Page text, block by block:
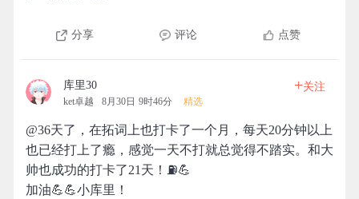
分享 评论 点赞
库里30
ket卓越 8月30日 9时46分 精选
+关注
@36天了，在拓词上也打卡了一个月，每天20分钟以上
也已经打上了瘾，感觉一天不打就总觉得不踏实。和大
帅也成功的打卡了21天！⛽️💪
加油💪💪小库里！